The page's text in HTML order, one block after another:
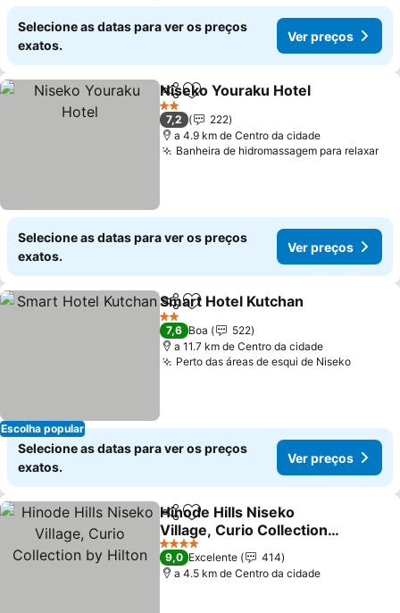
Selecione as datas para ver os preços
exatos.
Ver preços
PartilharAdicionar aos favoritos
Niseko Youraku Hotel
2 Estrelas
7,2
222
a 4.9 km de Centro da cidade
Banheira de hidromassagem para relaxar
Selecione as datas para ver os preços
exatos.
Ver preços
Escolha popular
PartilharAdicionar aos favoritos
Smart Hotel Kutchan
2 Estrelas
7,6 Boa
522
a 11.7 km de Centro da cidade
Perto das áreas de esqui de NisekoVer
Selecione as datas para ver os preços
exatos.
Ver preços
PartilharAdicionar aos favoritos
Hinode Hills Niseko
Village, Curio Collection
by Hilton
Ver preços
4 Estrelas
9,0 Excelente
414
a 4.5 km de Centro da cidade